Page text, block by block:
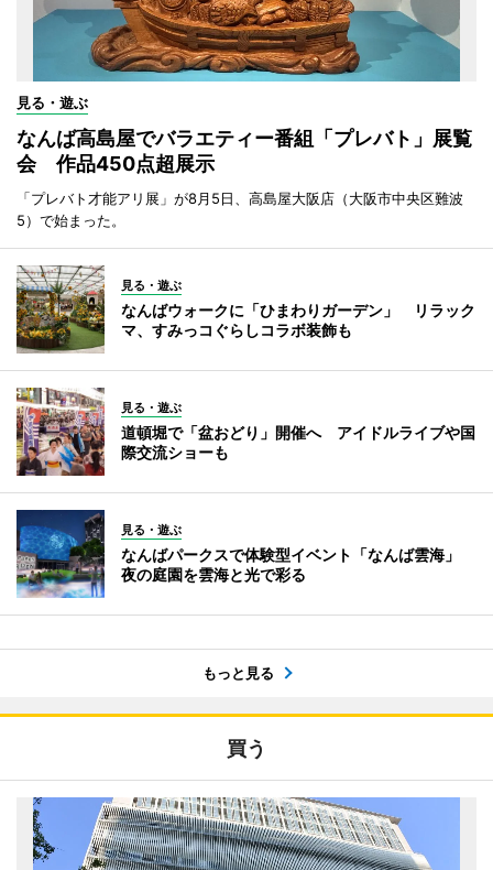
見る・遊ぶ
なんば高島屋でバラエティー番組「プレバト」展覧
会 作品450点超展示
「プレバト才能アリ展」が8月5日、高島屋大阪店（大阪市中央区難波
5）で始まった。
見る・遊ぶ
なんばウォークに「ひまわりガーデン」 リラック
マ、すみっコぐらしコラボ装飾も
見る・遊ぶ
道頓堀で「盆おどり」開催へ アイドルライブや国
際交流ショーも
見る・遊ぶ
なんばパークスで体験型イベント「なんば雲海」
夜の庭園を雲海と光で彩る
もっと見る
買う